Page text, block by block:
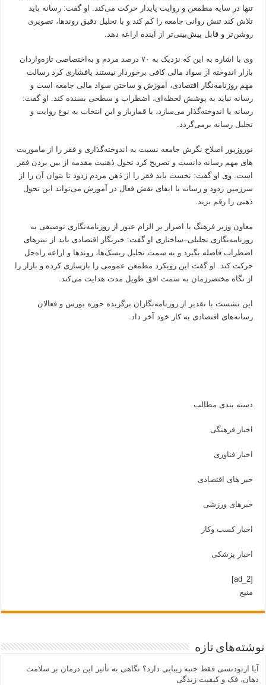
تنها در سایه مطمعن و روایت پایدار حرکت می‌کند. او گفت: رسانه باید
تلاش کند تنش روانی جامعه را کم کند و با تحلیل دقیق روندها، تصویری
روشن‌تر و قابل پیش‌بینی‌تر از آینده اراعه دهد.
وی با اشاره به این که نزدیک به ۷۰ درصد مردم و به‌اختصاصی تازه‌واردان
بازار اندوخته از سواد مالی کافی برخوردار نیستند پافشاری کرد رسالت
مهم روزنامه‌نگار اقتصادی، آموزش و ساختن سواد مالی جامعه است و
رسانه نباید به پوشش لحظه‌ای، اضطراب و سطحی بسنده کند. او گفت:
رسانه یا اندوخته‌گذار می‌سازد، یا قمارباز و این انتخاب به نوع روایت و
تحلیل رسانه برمی‌گردد.
نوروزپور اصلاح نگرش جامعه نسبت به اندوخته‌گذاری و فقر را از ماموریت
های مهم رسانه دانست و تصریح کرد تحول ذهنیت مقدمه از بین بردن فقر
است. وی او گفت: نخست باید فقر را از ذهن مردم زدود تا بتوان آن را از
سرزمین زدود و رسانه با ایفای نقش فعال در آموزش می‌تواند این تحول
ذهنی را رقم بزند.
معاون وزیر فرهنگ با اصرار بر الزام عبور از روزنامه‌نگاری توصیفی به
روزنامه‌نگاری تحلیلی–ساختاری او گفت: خبرنگار اقتصادی باید از تیترهای
اضطراب فاصله بگیرد و به سمت تحلیل ریسک‌ها، روندها و اراعه راه‌حل
حرکت کند. او گفت این رویکرد مطمعن عمومی را بازسازی کرده و بازار را
از نگاه مختصر‌زمان به سمت افق طویل مدت هدایت می‌کند.
این نشست با تقدیر از روزنامه‌نگاران برگزیده حوزه بورس و فعالان
رسانه‌های اقتصادی به کار خود آخر داد.
دسته بندی مطالب
اخبار فرهنگی
اخبار فناوری
خبر های اقتصادی
خبرهای ورزشی
اخبار کسب وکار
اخبار پزشکی
[ad_2]
منبع
نوشته‌های تازه
آیا ارتودنسی فقط جنبه زیبایی دارد؟ نگاهی به تأثیر این درمان بر سلامت
دهان، فک و کیفیت زندگی